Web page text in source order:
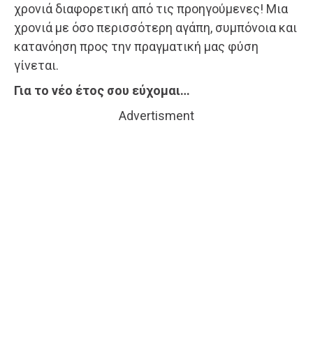
χρονιά διαφορετική από τις προηγούμενες! Μια
χρονιά με όσο περισσότερη αγάπη, συμπόνοια και
κατανόηση προς την πραγματική μας φύση
γίνεται.
Για το νέο έτος σου εύχομαι…
Advertisment